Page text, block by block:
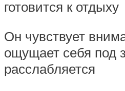
готовится к отдыху
Он чувствует
ощущает себя под
расслабляется